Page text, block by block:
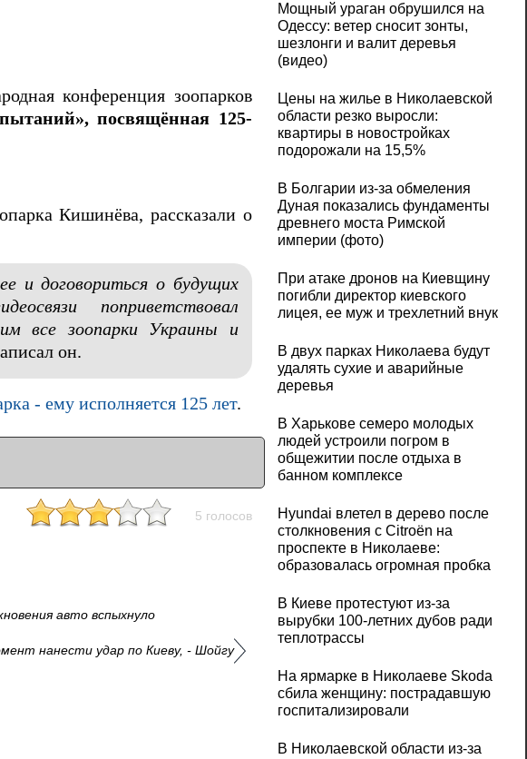
конференция зоопарков
посвящённая 125-
Кишинёва, рассказали о
и договориться о будущих
поприветствовал
все зоопарки Украины и
он.
- ему исполняется 125 лет.
5 голосов
авто вспыхнуло
нанести удар по Киеву, - Шойгу
Мощный ураган обрушился на
Одессу: ветер сносит зонты,
шезлонги и валит деревья
(видео)
Цены на жилье в Николаевской
области резко выросли:
квартиры в новостройках
подорожали на 15,5%
В Болгарии из-за обмеления
Дуная показались фундаменты
древнего моста Римской
империи (фото)
При атаке дронов на Киевщину
погибли директор киевского
лицея, ее муж и трехлетний внук
В двух парках Николаева будут
удалять сухие и аварийные
деревья
В Харькове семеро молодых
людей устроили погром в
общежитии после отдыха в
банном комплексе
Hyundai влетел в дерево после
столкновения с Citroën на
проспекте в Николаеве:
образовалась огромная пробка
В Киеве протестуют из-за
вырубки 100-летних дубов ради
теплотрассы
На ярмарке в Николаеве Skoda
сбила женщину: пострадавшую
госпитализировали
В Николаевской области из-за